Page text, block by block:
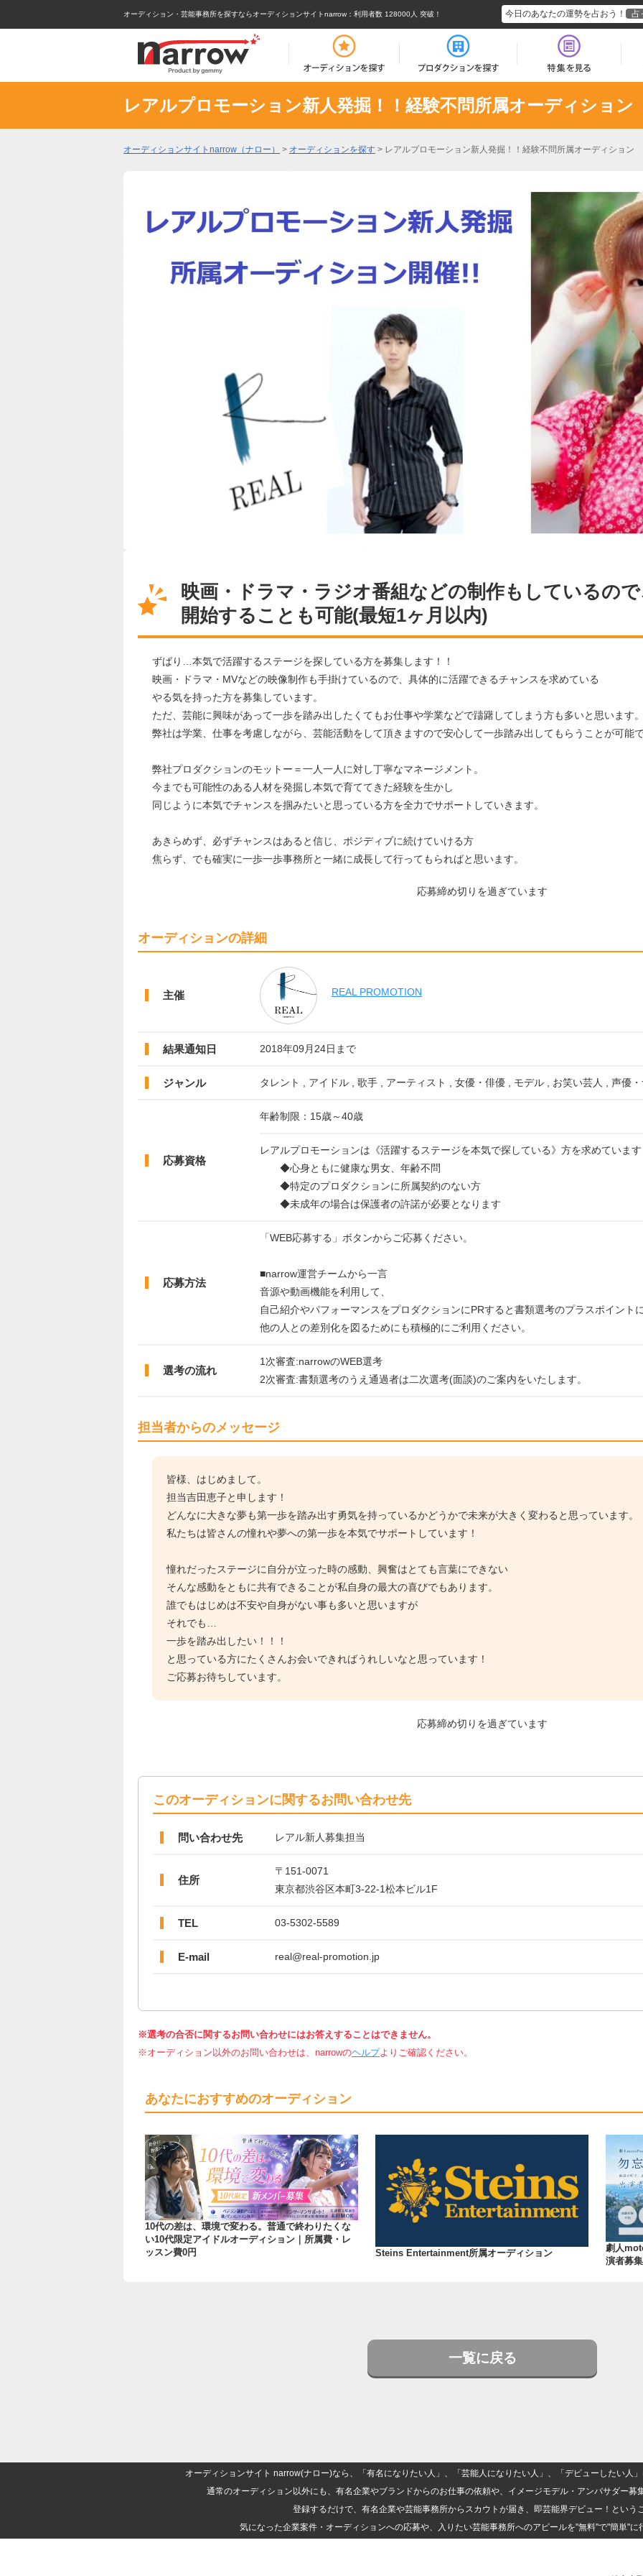
オーディション・芸能事務所を探すならオーディションサイトnarrow ：利用者数 128000人 突破！ 今日のあなたの運勢を占おう！ 占
レアルプロモーション新人発掘！！経験不問所属オーディション
オーディションサイトnarrow（ナロー） > オーディションを探す > レアルプロモーション新人発掘！！経験不問所属オーディション
映画・ドラマ・ラジオ番組などの制作もしているの
開始することも可能(最短1ヶ月以内)
ずばり…本気で活躍するステージを探している方を募集します！！
映画・ドラマ・MVなどの映像制作も手掛けているので、具体的に活躍できるチャンスを求めている
やる気を持った方を募集しています。
ただ、芸能に興味があって一歩を踏み出したくてもお仕事や学業などで躊躇してしまう方も多いと思います。
弊社は学業、仕事を考慮しながら、芸能活動をして頂きますので安心して一歩踏み出してもらうことが可能で
弊社プロダクションのモットー＝一人一人に対し丁寧なマネージメント。
今までも可能性のある人材を発掘し本気で育ててきた経験を生かし
同じように本気でチャンスを掴みたいと思っている方を全力でサポートしていきます。
あきらめず、必ずチャンスはあると信じ、ポジディブに続けていける方
焦らず、でも確実に一歩一歩事務所と一緒に成長して行ってもらればと思います。
応募締め切りを過ぎています
オーディションの詳細
主催 REAL PROMOTION
結果通知日 2018年09月24日まで
ジャンル タレント , アイドル , 歌手 , アーティスト , 女優・俳優 , モデル , お笑い芸人 , 声優
応募資格
年齢制限：15歳～40歳
レアルプロモーションは《活躍するステージを本気で探している》方を求めています
◆心身ともに健康な男女、年齢不問
◆特定のプロダクションに所属契約のない方
◆未成年の場合は保護者の許諾が必要となります
応募方法
「WEB応募する」ボタンからご応募ください。
■narrow運営チームから一言
音源や動画機能を利用して、
自己紹介やパフォーマンスをプロダクションにPRすると書類選考のプラスポイント
他の人との差別化を図るためにも積極的にご利用ください。
選考の流れ
1次審査:narrowのWEB選考
2次審査:書類選考のうえ通過者は二次選考(面談)のご案内をいたします。
担当者からのメッセージ
皆様、はじめまして。
担当吉田恵子と申します！
どんなに大きな夢も第一歩を踏み出す勇気を持っているかどうかで未来が大きく変わると思っています。
私たちは皆さんの憧れや夢への第一歩を本気でサポートしています！
憧れだったステージに自分が立った時の感動、興奮はとても言葉にできない
そんな感動をともに共有できることが私自身の最大の喜びでもあります。
誰でもはじめは不安や自身がない事も多いと思いますが
それでも…
一歩を踏み出したい！！！
と思っている方にたくさんお会いできればうれしいなと思っています！
ご応募お待ちしています。
応募締め切りを過ぎています
このオーディションに関するお問い合わせ先
問い合わせ先 レアル新人募集担当
住所
〒151-0071
東京都渋谷区本町3-22-1松本ビル1F
TEL 03-5302-5589
E-mail real@real-promotion.jp
※選考の合否に関するお問い合わせにはお答えすることはできません。
※オーディション以外のお問い合わせは、narrowのヘルプよりご確認ください。
あなたにおすすめのオーディション
10代の差は、環境で変わる。普通で終わりたくな
い10代限定アイドルオーディション｜所属費・レ
ッスン費0円
Steins Entertainment所属オーディション
劇人
演者募集
一覧に戻る
オーディションサイト narrow(ナロー)なら、「有名になりたい人」、「芸能人になりたい人」、「デビューしたい人」
通常のオーディション以外にも、有名企業やブランドからのお仕事の依頼や、イメージモデル・アンバサダー募
登録するだけで、有名企業や芸能事務所からスカウトが届き、即芸能界デビュー！という
気になった企業案件・オーディションへの応募や、入りたい芸能事務所へのアピールを"無料"で"簡単"に